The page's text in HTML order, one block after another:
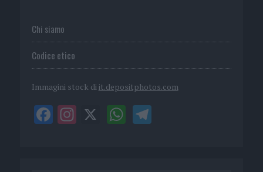
Chi siamo
Codice etico
Immagini stock di it.depositphotos.com